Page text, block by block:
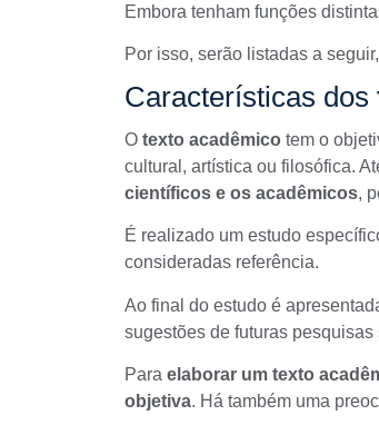
Embora tenham funções
Por isso, serão listadas a
Características dos
O texto acadêmico tem o
cultural, artística ou filosófica.
científicos e os acadêmicos,
É realizado um estudo
consideradas referência.
Ao final do estudo é
sugestões de futuras
Para elaborar um texto
objetiva. Há também uma